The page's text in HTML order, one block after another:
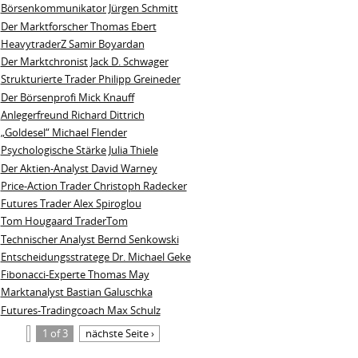
Börsenkommunikator Jürgen Schmitt
Der Marktforscher Thomas Ebert
HeavytraderZ Samir Boyardan
Der Marktchronist Jack D. Schwager
Strukturierte Trader Philipp Greineder
Der Börsenprofi Mick Knauff
Anlegerfreund Richard Dittrich
„Goldesel“ Michael Flender
Psychologische Stärke Julia Thiele
Der Aktien-Analyst David Warney
Price-Action Trader Christoph Radecker
Futures Trader Alex Spiroglou
Tom Hougaard TraderTom
Technischer Analyst Bernd Senkowski
Entscheidungsstratege Dr. Michael Geke
Fibonacci-Experte Thomas May
Marktanalyst Bastian Galuschka
Futures-Tradingcoach Max Schulz
1 of 3
nächste Seite ›